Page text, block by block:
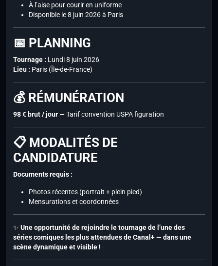
À l’aise pour courir en uniforme
Disponible le 8 juin 2026 à Paris
📅 PLANNING
Tournage : Lundi 8 juin 2026
Lieu : Paris (Île-de-France)
💰 RÉMUNÉRATION
98 € brut / jour — Tarif convention USPA figuration
📋 MODALITÉS DE
CANDIDATURE
Documents requis :
Photos récentes (portrait + plein pied)
Mensurations et coordonnées
✨ Une opportunité de rejoindre le tournage de l’une des
séries comiques les plus attendues de Canal+ — dans une
scène dynamique et visible !